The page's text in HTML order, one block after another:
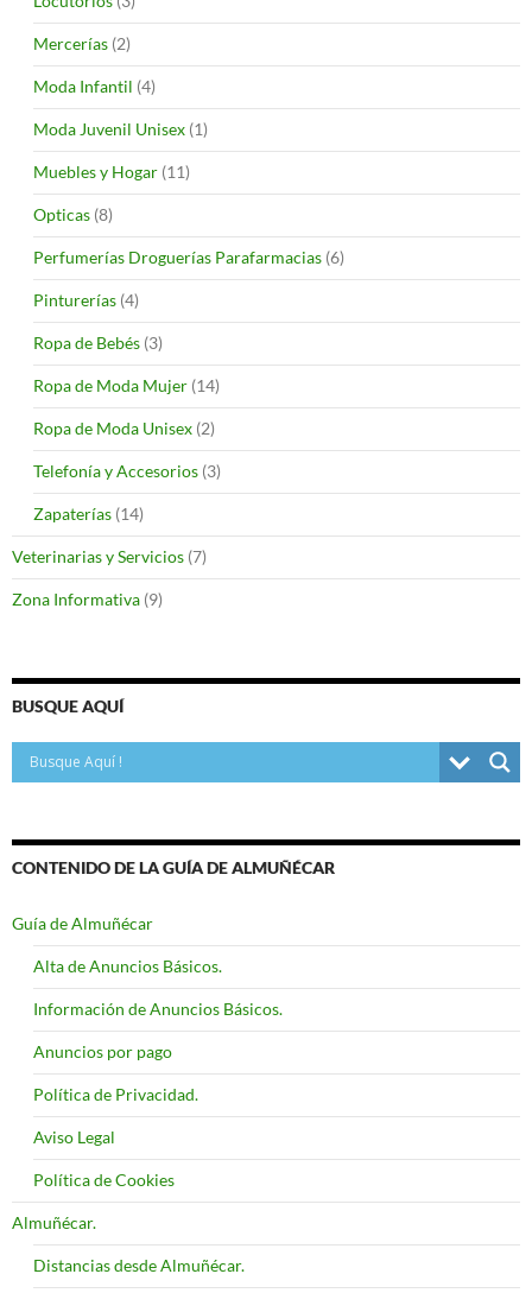
Mercerías (2)
Moda Infantil (4)
Moda Juvenil Unisex (1)
Muebles y Hogar (11)
Opticas (8)
Perfumerías Droguerías Parafarmacias (6)
Pinturerías (4)
Ropa de Bebés (3)
Ropa de Moda Mujer (14)
Ropa de Moda Unisex (2)
Telefonía y Accesorios (3)
Zapaterías (14)
Veterinarias y Servicios (7)
Zona Informativa (9)
BUSQUE AQUÍ
CONTENIDO DE LA GUÍA DE ALMUÑÉCAR
Guía de Almuñécar
Alta de Anuncios Básicos.
Información de Anuncios Básicos.
Anuncios por pago
Política de Privacidad.
Aviso Legal
Política de Cookies
Almuñécar.
Distancias desde Almuñécar.